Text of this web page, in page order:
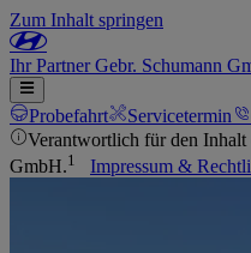
Zum Inhalt springen
IhrPartnerGebr. Schumann
Probefahrt Servicetermin
Verantwortlich für den Inhalt
GmbH.1 Impressum &